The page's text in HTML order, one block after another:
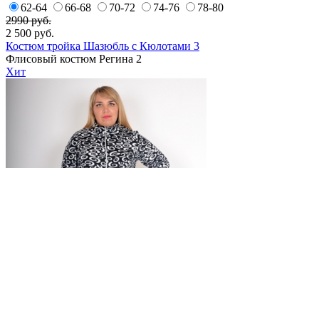
62-64 66-68 70-72 74-76
78-80
2990 руб.
2 500 руб.
Костюм тройка Шазюбль с Кюлотами 3
Флисовый костюм Регина 2
Хит